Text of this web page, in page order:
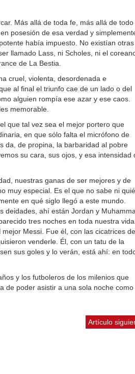
Más allá de toda fe, más allá de todo
posesión de esa verdad y
había impuesto. No existían otras
llamado Lass, ni Scholes, ni el
de La Bestia.
cruel, violenta, desordenada e
al final el triunfo cae de un lado o del
alguien rompía ese azar y ese caos.
memorable.
que tal vez sea el mejor portero que
en que sólo falta el micrófono de
da, de propina, la barbaridad al pobre
su cara, sus ojos, y esa intensidad
nuestras ganas de ser mejores y de
muy especial. Es el que no sabe ni
en qué siglo llegó a este mundo.
deidades, ahí están Jordan y
tres noches en toda nuestra vida.
Messi. Fue él, con las cicatrices
venderle. Él, con un tatu de la
sus goles y lo verán, está ahí: en
y los futboleros de los milenios que
de poder asistir a una sola noche como
Artículo